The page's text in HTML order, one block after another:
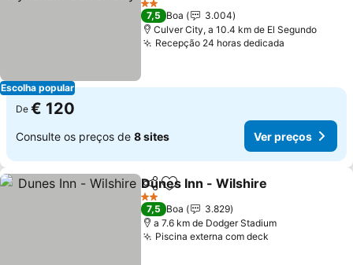
Escolha popular
2 Estrelas
7,5 Boa
3.004
Culver City, a 10.4 km de El Segundo
Recepção 24 horas dedicada
De € 120
Consulte os preços de 8 sites Ver preços
PartilharAdicionar aos favoritos
Dunes Inn - Wilshire
2 Estrelas
7,5 Boa
3.829
a 7.6 km de Dodger Stadium
Piscina externa com deck